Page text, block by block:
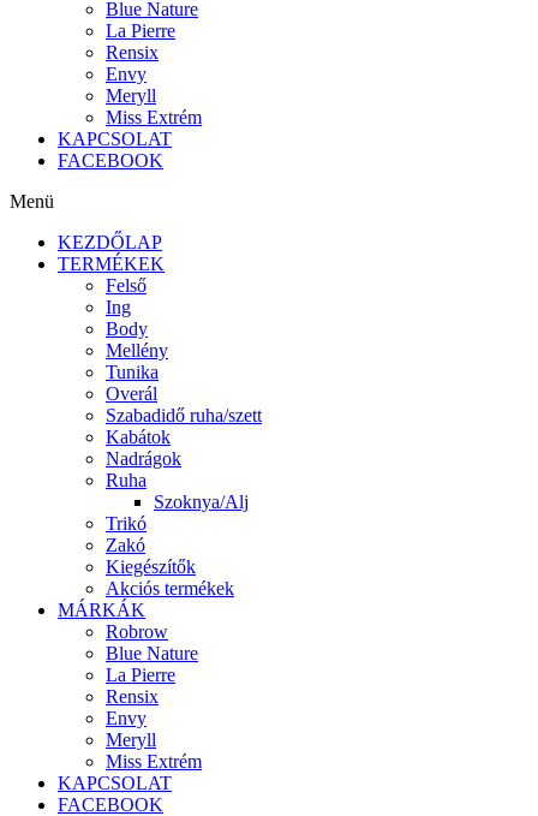
Blue Nature
La Pierre
Rensix
Envy
Meryll
Miss Extrém
KAPCSOLAT
FACEBOOK
Menü
KEZDŐLAP
TERMÉKEK
Felső
Ing
Body
Mellény
Tunika
Overál
Szabadidő ruha/szett
Kabátok
Nadrágok
Ruha
Szoknya/Alj
Trikó
Zakó
Kiegészítők
Akciós termékek
MÁRKÁK
Robrow
Blue Nature
La Pierre
Rensix
Envy
Meryll
Miss Extrém
KAPCSOLAT
FACEBOOK